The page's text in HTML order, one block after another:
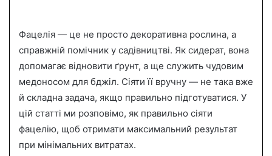
d
a
n
e
m
a
i
Фацелія — це не просто декоративна рослина, а
справжній помічник у садівництві. Як сидерат, вона
допомагає відновити ґрунт, а ще служить чудовим
медоносом для бджіл. Сіяти її вручну — не така вже
й складна задача, якщо правильно підготуватися. У
цій статті ми розповімо, як правильно сіяти
фацелію, щоб отримати максимальний результат
при мінімальних витратах.